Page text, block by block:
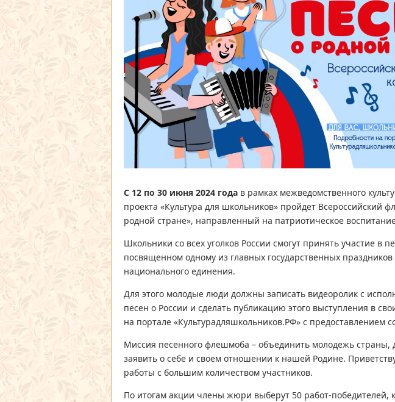
С 12 по 30 июня 2024 года в рамках межведомственного
проекта «Культура для школьников» пройдет Всероссийский
родной стране», направленный на патриотическое
Школьники со всех уголков России смогут принять участие в
посвященном одному из главных государственных праздников
национального единения.
Для этого молодые люди должны записать видеоролик с
песен о России и сделать публикацию этого выступления в
на портале «Культурадляшкольников.РФ» с предоставлением
Миссия песенного флешмоба – объединить молодежь страны,
заявить о себе и своем отношении к нашей Родине.
работы с большим количеством участников.
По итогам акции члены жюри выберут 50 работ-победителей,